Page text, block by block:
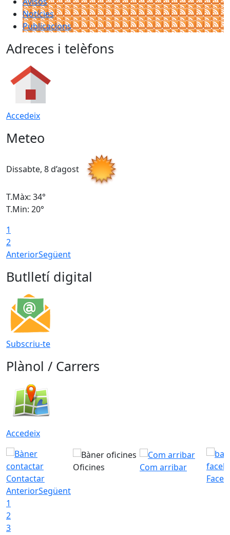
Notícies
Publicacions
Adreces i telèfons
Accedeix
Meteo
Dissabte, 8 d’agost
T.Màx: 34°
T.Min: 20°
1
2
AnteriorSegüent
Butlletí digital
Subscriu-te
Plànol / Carrers
Accedeix
Contactar
Oficines
Com arribar
AnteriorSegüent
1
2
3